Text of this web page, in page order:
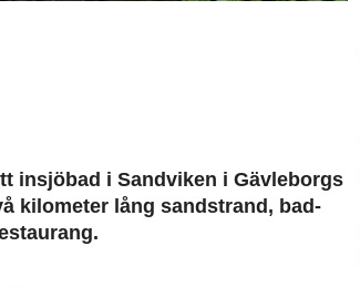
insjöbad i Sandviken i Gävleborgs
kilometer lång sandstrand, bad-